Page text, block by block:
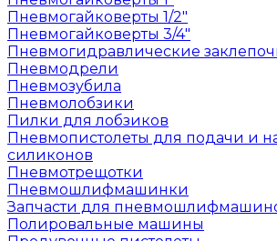
Пневмогайковерты 1/2"
Пневмогайковерты 3/4"
Пневмогидравлические
Пневмодрели
Пневмозубила
Пневмолобзики
Пилки для лобзиков
Пневмопистолеты для подачи и
силиконов
Пневмотрещотки
Пневмошлифмашинки
Запчасти для
Полировальные машины